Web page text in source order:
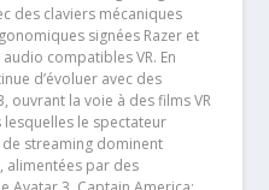
des claviers mécaniques
signées Razer et
compatibles VR. En
d’évoluer avec des
ouvrant la voie à des films VR
le spectateur
streaming dominent
alimentées par des